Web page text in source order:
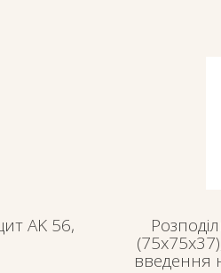
AK 56,
введення